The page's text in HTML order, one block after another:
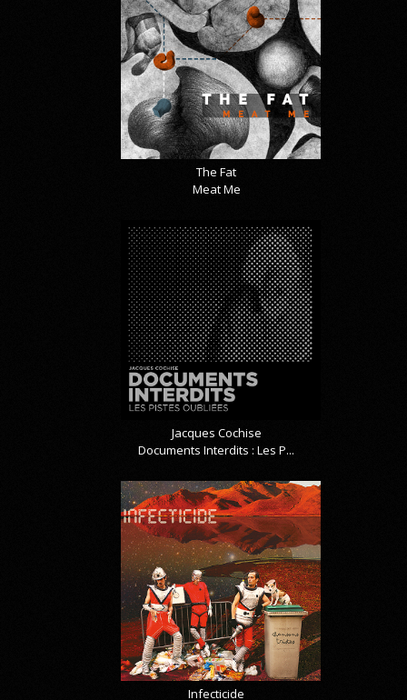
The Fat
Meat Me
Jacques Cochise
Documents Interdits : Les P...
Infecticide